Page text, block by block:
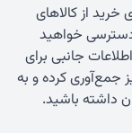
خرید از کالاهای
دسترسی خواهید
جانبی برای
جمع‌آوری کرده و به
داشته باشید.